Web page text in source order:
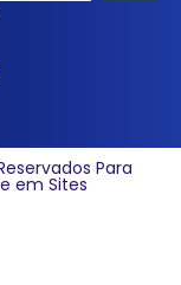
Para
em Sites